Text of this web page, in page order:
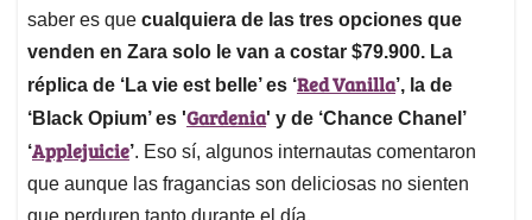
saber es que cualquiera de las tres opciones que
venden en Zara solo le van a costar $79.900. La
réplica de ‘La vie est belle’ es ‘Red Vanilla’, la de
‘Black Opium’ es 'Gardenia' y de ‘Chance Chanel’
‘Applejuicie’. Eso sí, algunos internautas comentaron
que aunque las fragancias son deliciosas no sienten